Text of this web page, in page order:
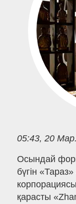
05:43, 20 Мар.
Осындай
бүгін «Тараз»
қарасты